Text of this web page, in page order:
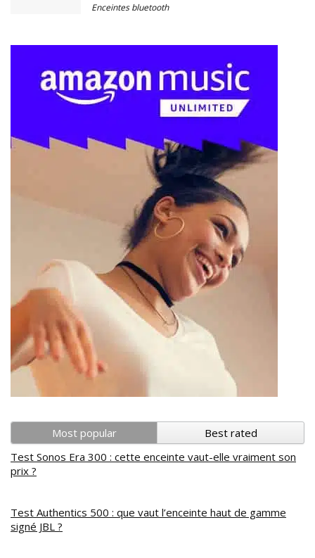
Enceintes bluetooth
Most popular
Best rated
Test Sonos Era 300 : cette enceinte vaut-elle vraiment son
prix ?
Test Authentics 500 : que vaut l’enceinte haut de gamme
signé JBL ?